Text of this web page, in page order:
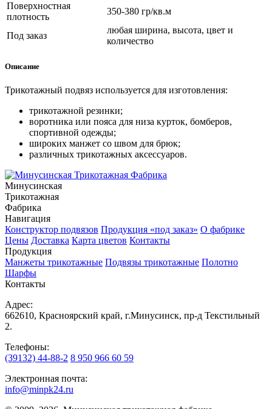
Поверхностная
плотность
350-380 гр/кв.м
Под заказ
любая ширина, высота, цвет и
количество
Описание
Трикотажный подвяз используется для изготовления:
трикотажной резинки;
воротника или пояса для низа курток, бомберов,
спортивной одежды;
широких манжет со швом для брюк;
различных трикотажных аксессуаров.
Минусинская
Трикотажная
Фабрика
Навигация
Конструктор подвязов Продукция «под заказ» О фабрике
Цены Доставка Карта цветов Контакты
Продукция
Манжеты трикотажные Подвязы трикотажные Полотно
Шарфы
Контакты
Адрес:
662610, Красноярский край, г.Минусинск, пр-д Текстильный
2.
Телефоны:
(39132) 44-88-2 8 950 966 60 59
Электронная почта:
info@minpk24.ru